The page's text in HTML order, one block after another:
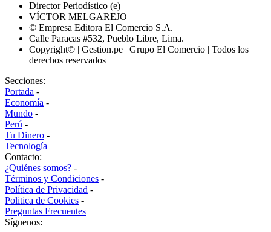
Director Periodístico (e)
VÍCTOR MELGAREJO
© Empresa Editora El Comercio S.A.
Calle Paracas #532, Pueblo Libre, Lima.
Copyright© | Gestion.pe | Grupo El Comercio | Todos los
derechos reservados
Secciones:
Portada -
Economía -
Mundo -
Perú -
Tu Dinero -
Tecnología
Contacto:
¿Quiénes somos? -
Términos y Condiciones -
Política de Privacidad -
Politica de Cookies -
Preguntas Frecuentes
Síguenos: